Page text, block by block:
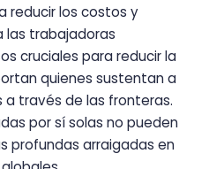
reducir los costos y
las trabajadoras
cruciales para reducir la
quienes sustentan a
través de las fronteras.
por sí solas no pueden
profundas arraigadas en